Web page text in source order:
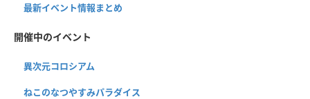
最新イベント情報まとめ
開催中のイベント
異次元コロシアム
ねこのなつやすみパラダイス